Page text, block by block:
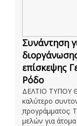
Συνάντηση
επίσκεψης
Ρόδο
ΔΕΛΤΙΟ ΤΥΠΟΥ
καλύτερο
̟προγράμματος:
μελών για άτομα